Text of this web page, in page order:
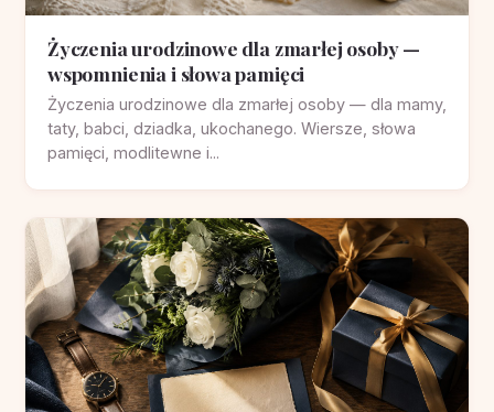
Życzenia urodzinowe dla zmarłej osoby —
wspomnienia i słowa pamięci
Życzenia urodzinowe dla zmarłej osoby — dla mamy,
taty, babci, dziadka, ukochanego. Wiersze, słowa
pamięci, modlitewne i...